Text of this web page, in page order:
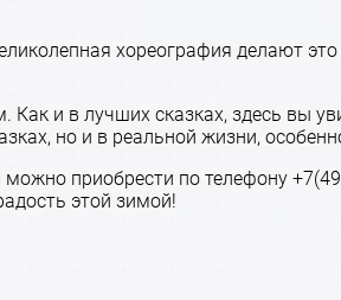
хореография делают
и в лучших сказках, здесь вы
но и в реальной жизни,
можно приобрести по телефону
этой зимой!